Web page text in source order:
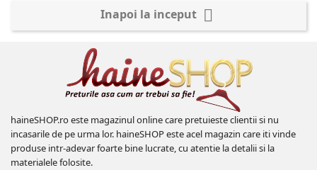
Inapoi la inceput 
haineSHOP.ro este magazinul online care pretuieste clientii si nu
incasarile de pe urma lor. haineSHOP este acel magazin care iti vinde
produse intr-adevar foarte bine lucrate, cu atentie la detalii si la
materialele folosite.